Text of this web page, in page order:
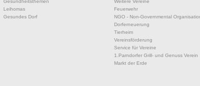
Gesundheitsthemen
Leihomas
Gesundes Dorf
Weitere Vereine
Feuerwehr
NGO - Non-Governmental
Dorferneuerung
Tierheim
Vereinsförderung
Service für Vereine
1.Parndorfer Grill- und Genuss Verein
Markt der Erde